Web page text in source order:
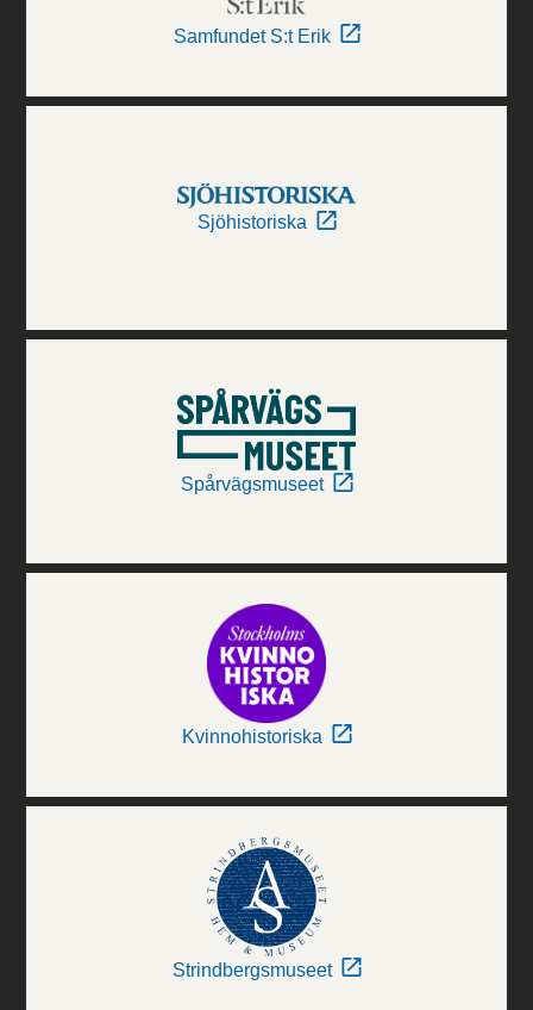
Samfundet S:t Erik
Sjöhistoriska
Spårvägsmuseet
Kvinnohistoriska
Strindbergsmuseet